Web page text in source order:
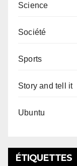
Science
Société
Sports
Story and tell it
Ubuntu
ÉTIQUETTES